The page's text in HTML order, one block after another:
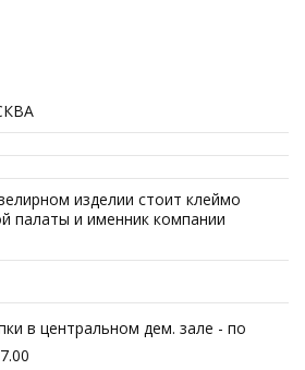
изделии стоит клеймо
палаты и именник компании
в центральном дем. зале - по